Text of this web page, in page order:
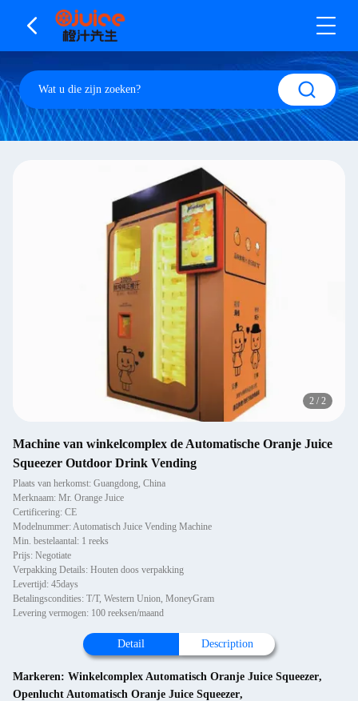
2 / 2
Machine van winkelcomplex de Automatische Oranje Juice
Squeezer Outdoor Drink Vending
Plaats van herkomst: Guangdong, China
Merknaam: Mr. Orange Juice
Certificering: CE
Modelnummer: Automatisch Juice Vending Machine
Min. bestelaantal: 1 reeks
Prijs: Negotiate
Verpakking Details: Houten doos verpakking
Levertijd: 45days
Betalingscondities: T/T, Western Union, MoneyGram
Levering vermogen: 100 reeksen/maand
Detail Description
Markeren: Winkelcomplex Automatisch Oranje Juice Squeezer,
Openlucht Automatisch Oranje Juice Squeezer,